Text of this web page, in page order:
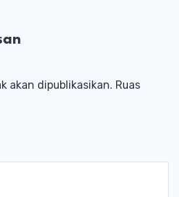
akan dipublikasikan. Ruas